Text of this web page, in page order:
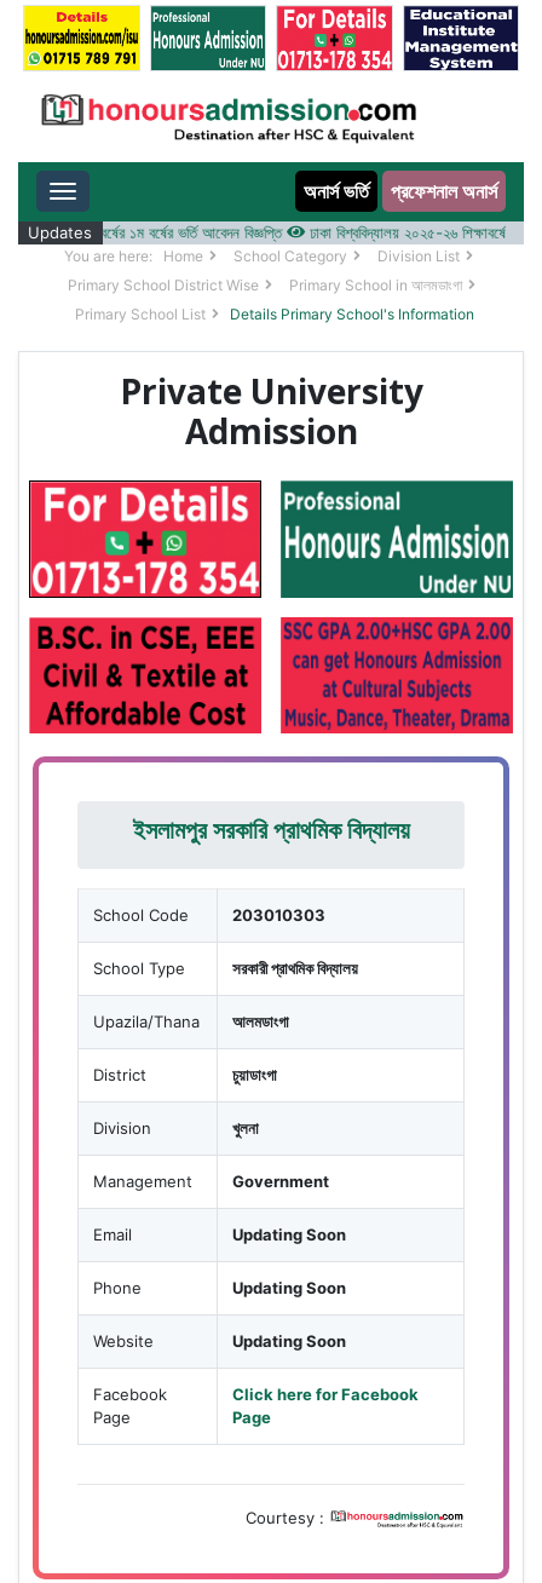
Toggle navigation অনার্স ভর্তি প্রফেশনাল অনার্স
Updates
২৬ শিক্ষাবর্ষের ১ম বর্ষের ভর্তি আবেদন বিজ্ঞপ্তি ঢাকা বিশ্ববিদ্যালয় ২০২৫-২৬ শিক্ষাবর্ষে
You are here: Home School Category
Division List
Primary School District Wise
Primary School in আলমডাংগা
Primary School List
Details Primary School's Information
Private University
Admission
ইসলামপুর সরকারি প্রাথমিক বিদ্যালয়
School Code 203010303
School Type সরকারী প্রাথমিক বিদ্যালয়
Upazila/Thana আলমডাংগা
District চুয়াডাংগা
Division খুলনা
Management Government
Email Updating Soon
Phone Updating Soon
Website Updating Soon
Facebook
Page
Click here for Facebook
Page
Courtesy :